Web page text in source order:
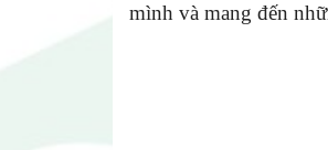
mình và mang đến